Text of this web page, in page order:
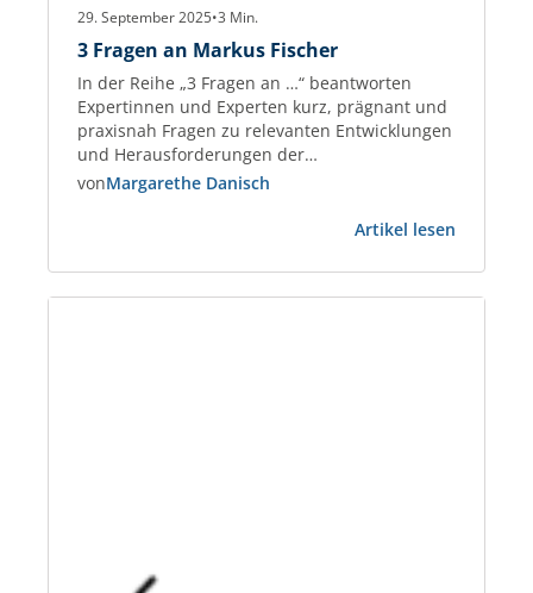
29. September 2025•3 Min.
3 Fragen an Markus Fischer
In der Reihe „3 Fragen an …“ beantworten
Expertinnen und Experten kurz, prägnant und
praxisnah Fragen zu relevanten Entwicklungen
und Herausforderungen der
Gewerbeimmobilien-Branche. Markus Fischer
taskforce – Management on Demand AG und
PropTechs. Zuvor war er 25 Jahre im
Management, u. a. bei PATRIZIA.…
vonMargarethe Danisch
Artikel lesen
Fragen
an